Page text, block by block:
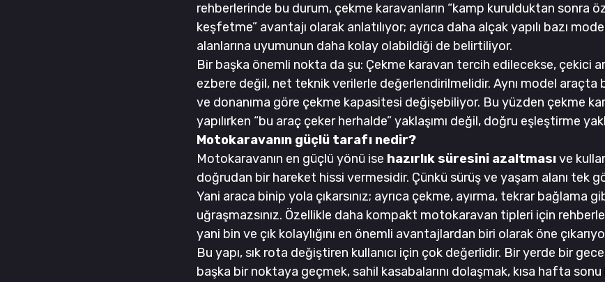
rehberlerinde bu durum, çekme karavanların “kamp kurulduktan sonra
keşfetme” avantajı olarak anlatılıyor; ayrıca daha alçak yapılı bazı
alanlarına uyumunun daha kolay olabildiği de belirtiliyor.
Bir başka önemli nokta da şu: Çekme karavan tercih edilecekse, çekici
ezbere değil, net teknik verilerle değerlendirilmelidir. Aynı model araçta
ve donanıma göre çekme kapasitesi değişebiliyor. Bu yüzden çekme
yapılırken “bu araç çeker herhalde” yaklaşımı değil, doğru eşleştirme
Motokaravanın güçlü tarafı nedir?
Motokaravanın en güçlü yönü ise hazırlık süresini azaltması ve
doğrudan bir hareket hissi vermesidir. Çünkü sürüş ve yaşam alanı tek
Yani araca binip yola çıkarsınız; ayrıca çekme, ayırma, tekrar bağlama
uğraşmazsınız. Özellikle daha kompakt motokaravan tipleri için
yani bin ve çık kolaylığını en önemli avantajlardan biri olarak öne
Bu yapı, sık rota değiştiren kullanıcı için çok değerlidir. Bir yerde bir
başka bir noktaya geçmek, sahil kasabalarını dolaşmak, kısa hafta sonu